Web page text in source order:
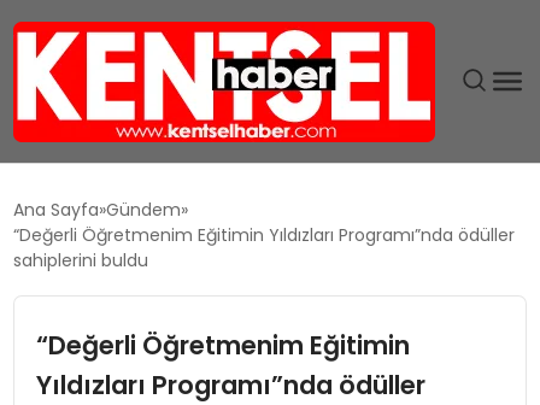
GÜNDEM
EĞITIM
Ana Sayfa Gündem
“Değerli Öğretmenim Eğitimin Yıldızları Programı”nda ödüller
sahiplerini buldu
“Değerli Öğretmenim Eğitimin
Yıldızları Programı”nda ödüller